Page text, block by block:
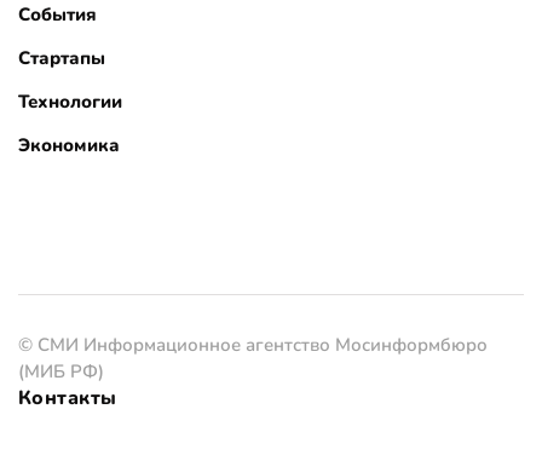
События
Стартапы
Технологии
Экономика
© СМИ Информационное агентство Мосинформбюро
(МИБ РФ)
Контакты